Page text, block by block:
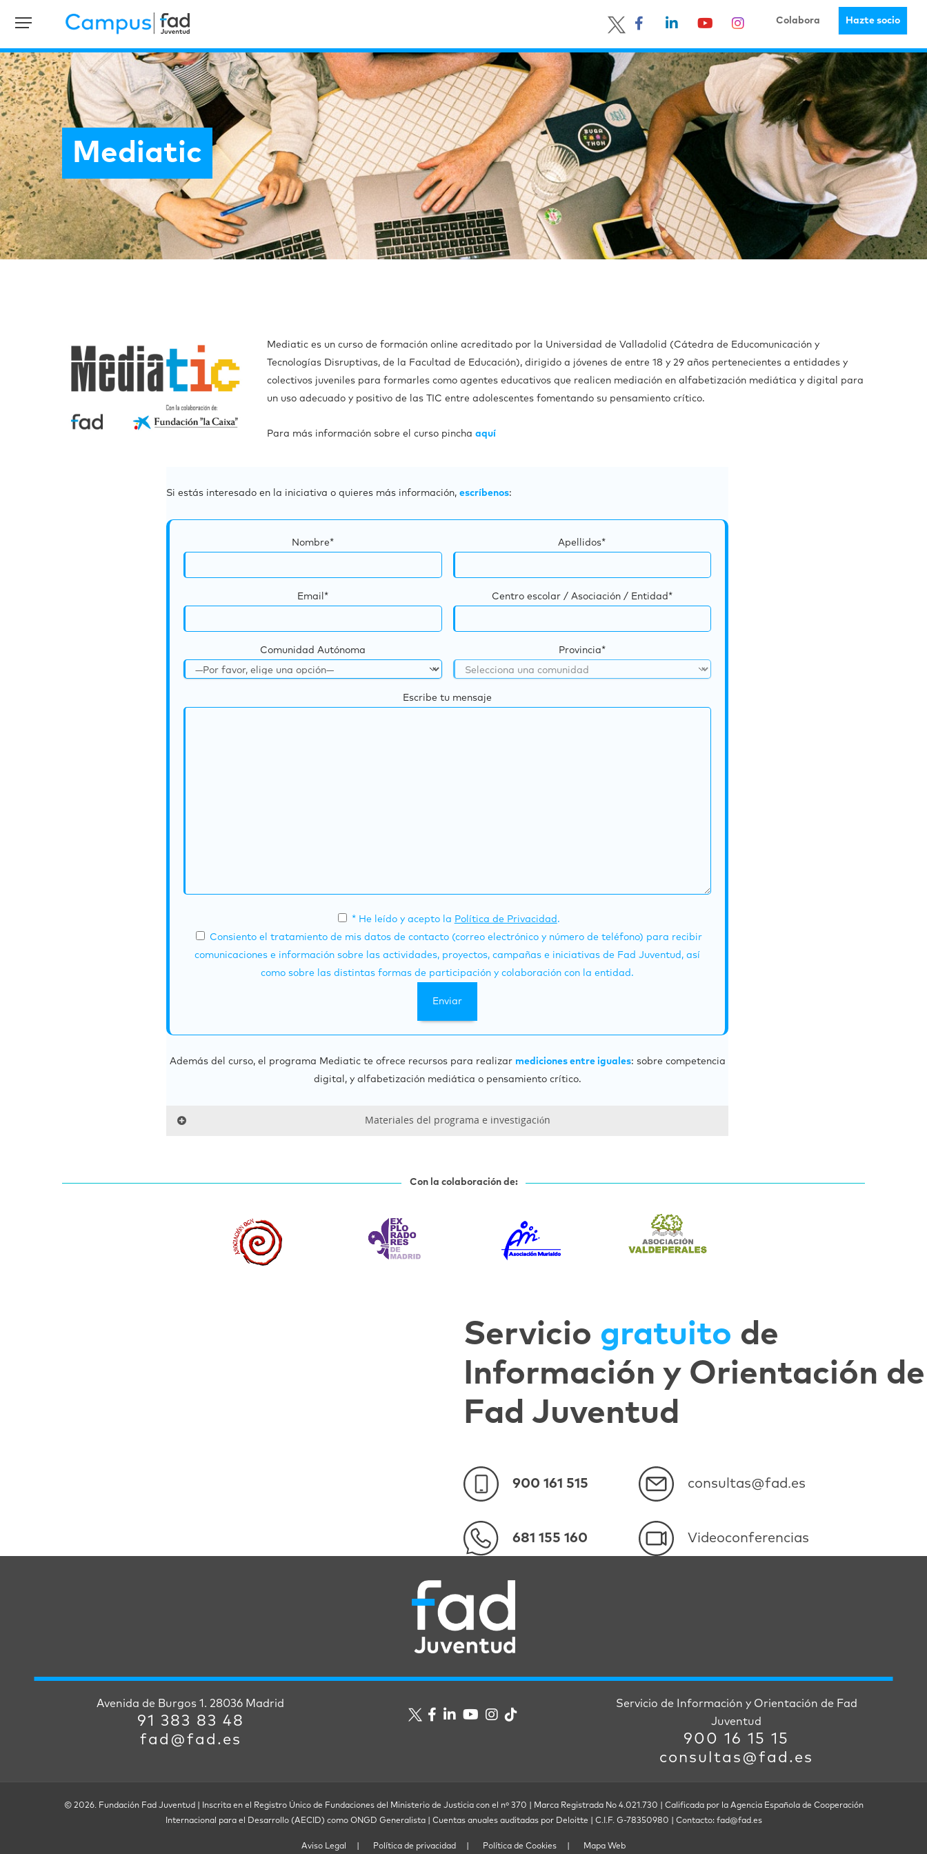
Colabora Hazte socio
Mediatic
Mediatic es un curso de formación online acreditado por la Universidad de Valladolid (Cátedra de Educomunicación y
Tecnologías Disruptivas, de la Facultad de Educación), dirigido a jóvenes de entre 18 y 29 años pertenecientes a entidades y
colectivos juveniles para formarles como agentes educativos que realicen mediación en alfabetización mediática y digital para
un uso adecuado y positivo de las TIC entre adolescentes fomentando su pensamiento crítico.
Para más información sobre el curso pincha aquí
Si estás interesado en la iniciativa o quieres más información,escríbenos:
Nombre* Apellidos*
Email* Centro escolar / Asociación / Entidad*
Comunidad Autónoma Provincia*
Escribe tu mensaje
* He leído y acepto la Política de Privacidad .
Consiento el tratamiento de mis datos de contacto (correo electrónico y número de teléfono) para recibir
comunicaciones e información sobre las actividades, proyectos, campañas e iniciativas de Fad Juventud, así
como sobre las distintas formas de participación y colaboración con la entidad.
Además del curso, el programa Mediatic te ofrece recursos para realizar mediciones entre iguales: sobre competencia
digital, y alfabetización mediática o pensamiento crítico.
Materiales del programa e investigación
Con la colaboración de:
Servicio gratuito de
Información y Orientación de
Fad Juventud
900 161 515 consultas@fad.es
681 155 160 Videoconferencias
Avenida de Burgos 1. 28036 Madrid
91 383 83 48
fad@fad.es
Servicio de Información y Orientación de Fad
Juventud
900 16 15 15
consultas@fad.es
© 2026. Fundación Fad Juventud | Inscrita en el Registro Único de Fundaciones del Ministerio de Justicia con el nº 370 | Marca Registrada No 4.021.730 | Calificada por la Agencia Española de Cooperación
Internacional para el Desarrollo (AECID) como ONGD Generalista | Cuentas anuales auditadas por Deloitte | C.I.F. G-78350980 | Contacto: fad@fad.es
Aviso Legal Política de privacidad Política de Cookies Mapa Web